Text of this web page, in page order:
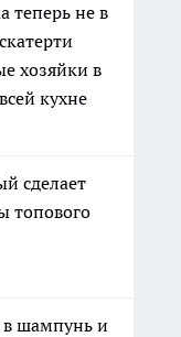
теперь не в
хозяйки в
кухне
сделает
топового
шампунь и